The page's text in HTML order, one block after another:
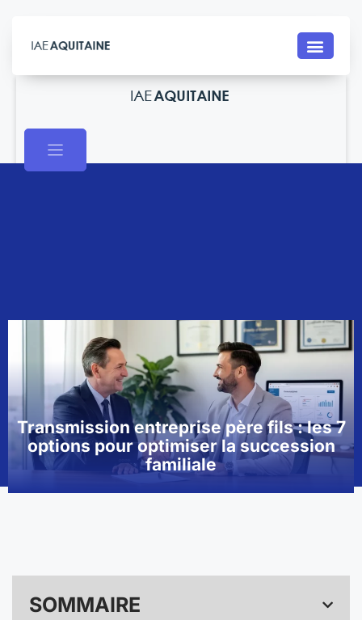
Transmission entreprise père fils : les 7
options pour optimiser la succession
familiale
SOMMAIRE